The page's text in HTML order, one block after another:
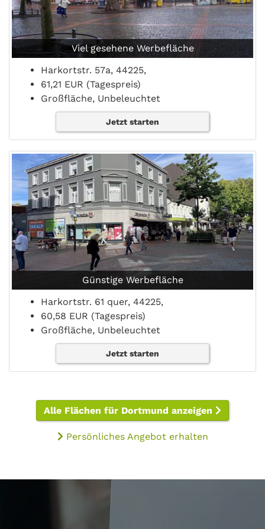
Viel gesehene Werbefläche
Harkortstr. 57a, 44225,
61,21 EUR (Tagespreis)
Großfläche, Unbeleuchtet
Jetzt starten
Günstige Werbefläche
Harkortstr. 61 quer, 44225,
60,58 EUR (Tagespreis)
Großfläche, Unbeleuchtet
Jetzt starten
Alle Flächen für Dortmund anzeigen
Persönliches Angebot erhalten